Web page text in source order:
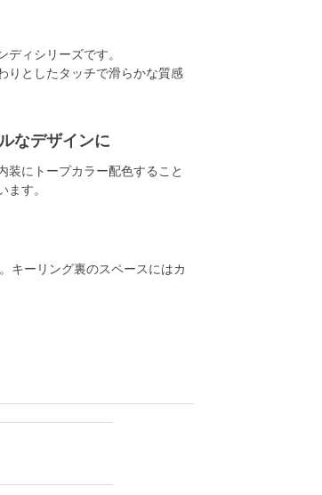
ィシリーズです。
りとしたタッチで滑らかな質感
なデザインに
装にトープカラー配色すること
す。
キーリング裏のスペースにはカ